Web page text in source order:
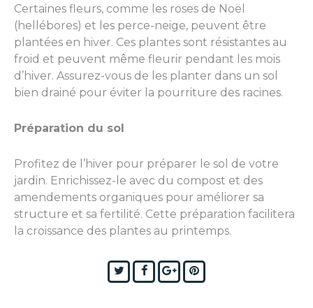
Certaines fleurs, comme les roses de Noël
(hellébores) et les perce-neige, peuvent être
plantées en hiver. Ces plantes sont résistantes au
froid et peuvent même fleurir pendant les mois
d’hiver. Assurez-vous de les planter dans un sol
bien drainé pour éviter la pourriture des racines.
Préparation du sol
Profitez de l’hiver pour préparer le sol de votre
jardin. Enrichissez-le avec du compost et des
amendements organiques pour améliorer sa
structure et sa fertilité. Cette préparation facilitera
la croissance des plantes au printemps.
TwitterFacebook
Google+Pinterest